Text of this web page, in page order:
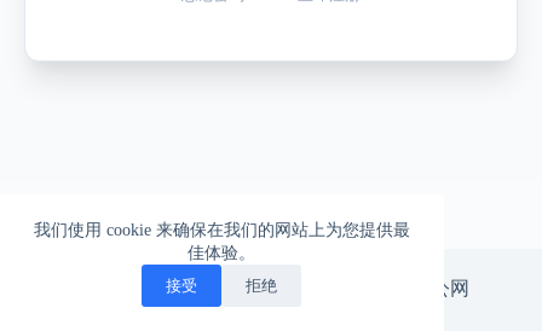
我们使用 cookie 来确保在我们的网站上为您提供最
佳体验。
接受 拒绝
一柱擎天的爱情，一往无前的生活
版权所有 © 北漂神游。
京ICP备14029665号-3
京公网